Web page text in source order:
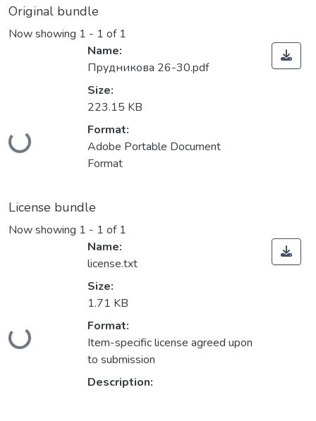
Original bundle
Now showing 1 - 1 of 1
Loading...
Name:
Прудникова 26-30.pdf
Size:
223.15 KB
Format:
Adobe Portable Document
Format
License bundle
Now showing 1 - 1 of 1
Loading...
Name:
license.txt
Size:
1.71 KB
Format:
Item-specific license agreed upon
to submission
Description: